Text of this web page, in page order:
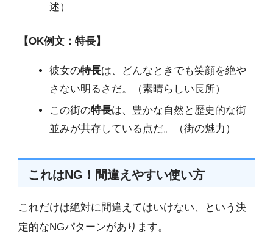
述）
【OK例文：特長】
彼女の特長は、どんなときでも笑顔を絶や
さない明るさだ。（素晴らしい長所）
この街の特長は、豊かな自然と歴史的な街
並みが共存している点だ。（街の魅力）
これはNG！間違えやすい使い方
これだけは絶対に間違えてはいけない、という決
定的なNGパターンがあります。